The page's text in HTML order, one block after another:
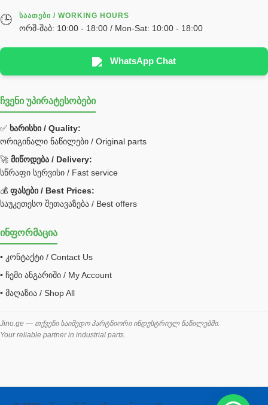
სხადასხვა
Hyva
უჟანგავი ფოლადი
Bobcat ფილტრი
Caterpillar ფილტრი
JCB ფილტრი
ქვაბი გათბობა მილები
შემაერთებელი / გადამყვანი UNF ORFS
შემაერთებელი BSPP /გადამყვანი
შესაფუთი მანქანა ვაკუმით
შლანგი
საწვავის შლანგი
🕒 ᲡᲐᲐᲗᲔᲑᲘ / WORKING HOURS
ორშ-შაბ: 10:00 - 18:00 / Mon-Sat: 10:00 - 18:00
WhatsApp Chat
ჩვენი უპირატესობები
✅ ხარისხი / Quality:
ორიგინალი ნაწილები / Original parts
🚀 მიწოდება / Delivery:
სწრაფი სერვისი / Fast service
💰 ფასები / Best Prices:
საუკეთესო შეთავაზება / Best offers
ინფორმაცია
• კონტაქტი / Contact Us
• ჩემი ანგარიში / My Account
• მაღაზია / Shop All
Jino.ge — თქვენი საიმედო პარტნიორი ინდუსტრიულ ნაწილებში.
Your reliable partner in industrial parts.